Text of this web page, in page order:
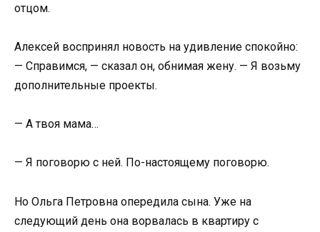
отцом.
Алексей воспринял новость на удивление спокойно:
— Справимся, — сказал он, обнимая жену. — Я возьму
дополнительные проекты.
— А твоя мама…
— Я поговорю с ней. По-настоящему поговорю.
Но Ольга Петровна опередила сына. Уже на
следующий день она ворвалась в квартиру с